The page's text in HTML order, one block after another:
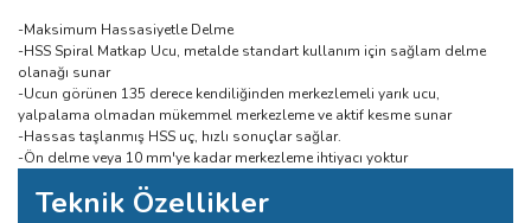
-Maksimum Hassasiyetle Delme
-HSS Spiral Matkap Ucu, metalde standart kullanım için sağlam delme
olanağı sunar
-Ucun görünen 135 derece kendiliğinden merkezlemeli yarık ucu,
yalpalama olmadan mükemmel merkezleme ve aktif kesme sunar
-Hassas taşlanmış HSS uç, hızlı sonuçlar sağlar.
-Ön delme veya 10 mm'ye kadar merkezleme ihtiyacı yoktur
Teknik Özellikler